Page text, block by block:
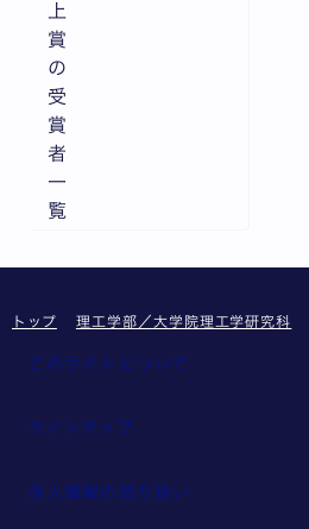
上
賞
の
受
賞
者
一
覧
トップ 理工学部／大学院理工学研究科
このサイトについて
サイトマップ
個人情報の取り扱い